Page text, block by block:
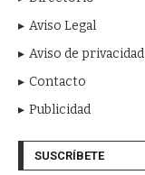
Aviso Legal
Aviso de privacidad
Contacto
Publicidad
SUSCRÍBETE